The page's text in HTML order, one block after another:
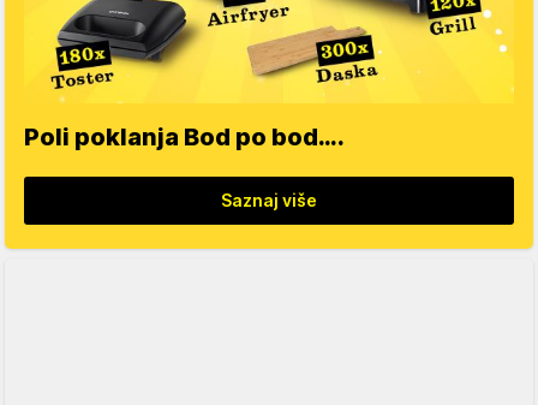
Poli poklanja Bod po bod….
Saznaj više